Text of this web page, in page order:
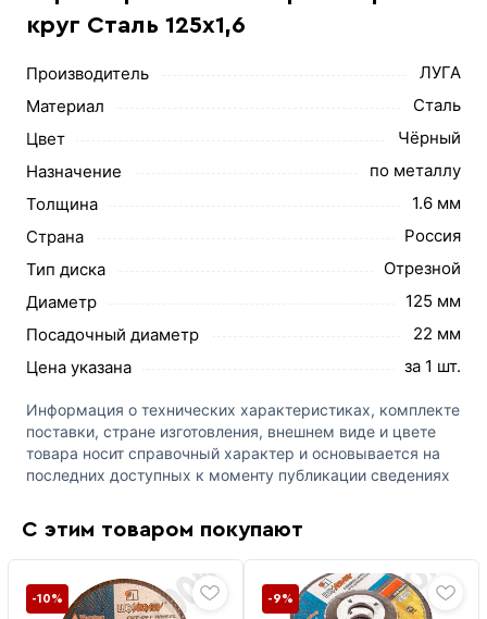
круг Сталь 125х1,6
Производитель
ЛУГА
Материал
Сталь
Цвет
Чёрный
Назначение
по металлу
Толщина
1.6 мм
Страна
Россия
Тип диска
Отрезной
Диаметр
125 мм
Посадочный диаметр
22 мм
Цена указана
за 1 шт.
Информация о технических характеристиках, комплекте
поставки, стране изготовления, внешнем виде и цвете
товара носит справочный характер и основывается на
последних доступных к моменту публикации сведениях
С этим товаром покупают
-10% -9%